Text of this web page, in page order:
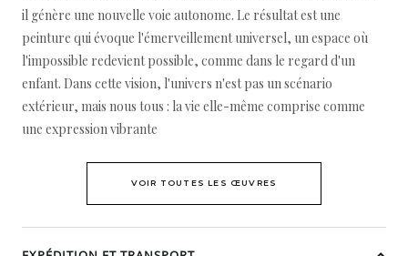
il génère une nouvelle voie autonome. Le résultat est une
peinture qui évoque l'émerveillement universel, un espace où
l'impossible redevient possible, comme dans le regard d'un
enfant. Dans cette vision, l'univers n'est pas un scénario
extérieur, mais nous tous : la vie elle-même comprise comme
une expression vibrante
VOIR TOUTES LES ŒUVRES